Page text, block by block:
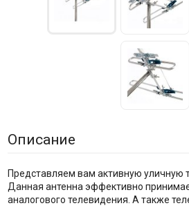
Описание
Представляем вам активную уличную
Данная антенна эффективно
аналогового телевидения. А также